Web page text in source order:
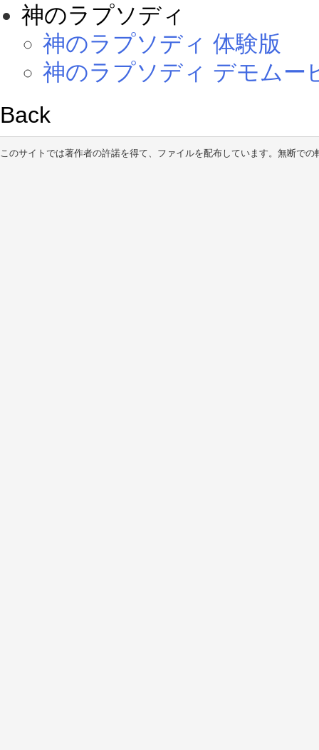
神のラプソディ
神のラプソディ 体験版
神のラプソディ デモムー
Back
このサイトでは著作者の許諾を得て、ファイルを配布しています。無断での